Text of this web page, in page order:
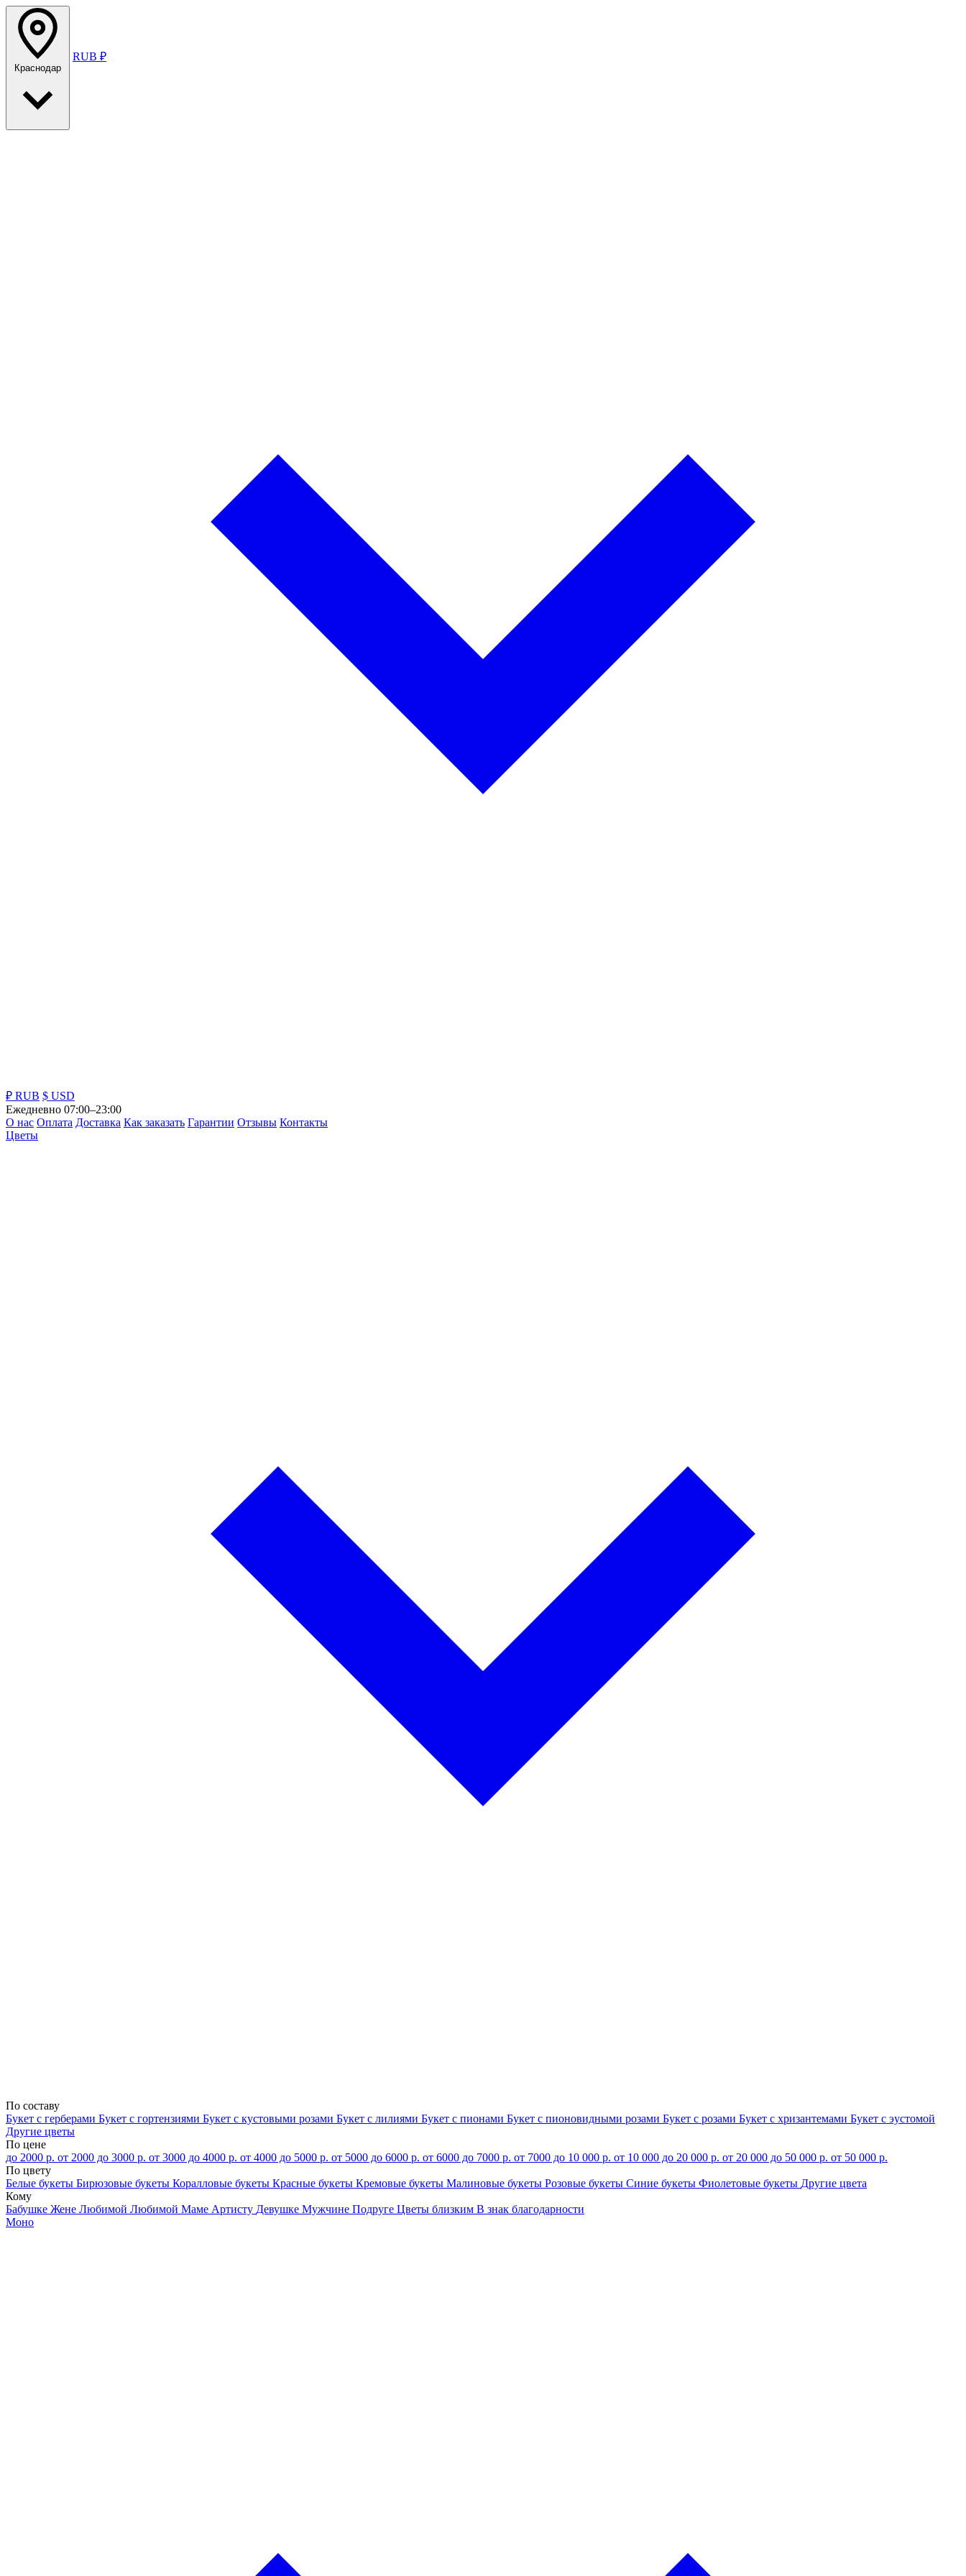
Краснодар
RUB ₽
₽ RUB $ USD
Ежедневно 07:00–23:00
О нас Оплата Доставка Как заказать Гарантии Отзывы Контакты
Цветы
По составу
Букет с герберами Букет с гортензиями Букет с кустовыми розами Букет с лилиями Букет с пионами Букет с пионовидными розами Букет с розами Букет с хризантемами Букет с эустомой
Другие цветы
По цене
до 2000 р. от 2000 до 3000 р. от 3000 до 4000 р. от 4000 до 5000 р. от 5000 до 6000 р. от 6000 до 7000 р. от 7000 до 10 000 р. от 10 000 до 20 000 р. от 20 000 до 50 000 р. от 50 000 р.
По цвету
Белые букеты Бирюзовые букеты Коралловые букеты Красные букеты Кремовые букеты Малиновые букеты Розовые букеты Синие букеты Фиолетовые букеты Другие цвета
Кому
Бабушке Жене Любимой Любимой Маме Артисту Девушке Мужчине Подруге Цветы близким В знак благодарности
Моно